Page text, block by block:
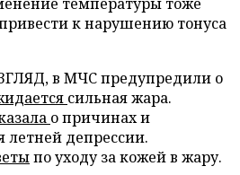
к нарушению тонуса
в МЧС предупредили о
сильная жара.
о причинах и
летней депрессии.
по уходу за кожей в жару.